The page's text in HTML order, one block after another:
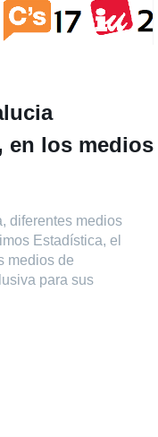
en los medios
diferentes medios
Estadística, el
medios de
para sus